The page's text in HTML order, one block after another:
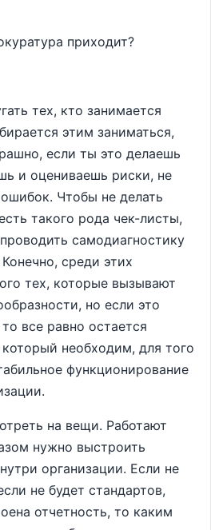
приходит?
тех, кто занимается
этим заниматься,
если ты это делаешь
и оцениваешь риски, не
Чтобы не делать
такого рода чек-листы,
самодиагностику
среди этих
тех, которые вызывают
но если это
все равно остается
необходим, для того
функционирование
на вещи. Работают
нужно выстроить
организации. Если не
не будет стандартов,
отчетность, то каким